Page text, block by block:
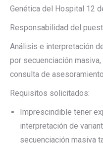
Genética del Hospital 12
Responsabilidad del
Análisis e interpretación
por secuenciación
consulta de
Requisitos solicitados:
Imprescindible tener
interpretación de
secuenciación masiva